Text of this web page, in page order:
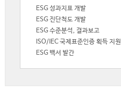
ESG 성과지표 개발
ESG 진단척도 개발
ESG 수준분석, 결과보고
ISO/IEC 국제표준인증 획득 지원
ESG 백서 발간